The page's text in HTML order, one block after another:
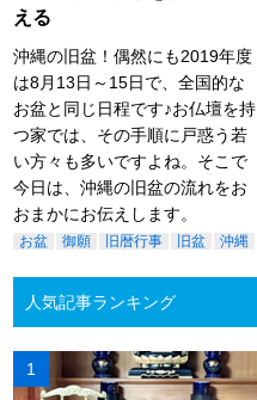
える
沖縄の旧盆！偶然にも2019年度
は8月13日～15日で、全国的な
お盆と同じ日程です♪お仏壇を持
つ家では、その手順に戸惑う若
い方々も多いですよね。そこで
今日は、沖縄の旧盆の流れをお
おまかにお伝えします。
お盆 御願 旧暦行事 旧盆 沖縄
人気記事ランキング